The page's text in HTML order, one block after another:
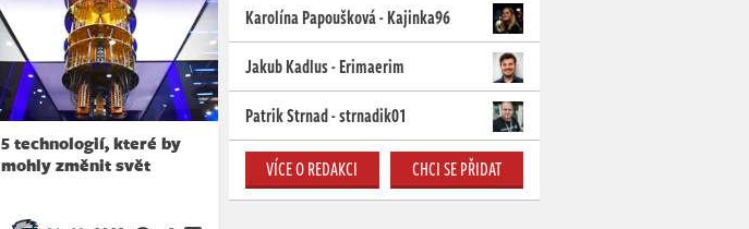
5 technologií, které by
mohly změnit svět
Karolína Papoušková - Kajinka96
Jakub Kadlus - Erimaerim
Patrik Strnad - strnadik01
VÍCE O REDAKCI CHCI SE PŘIDAT